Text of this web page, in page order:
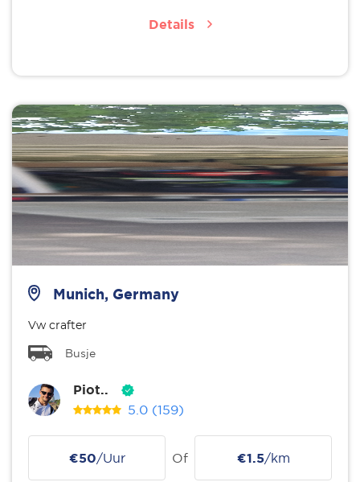
Details
Munich, Germany
Vw crafter
Busje
Piot..
5.0 (159)
€50/Uur Of €1.5/km